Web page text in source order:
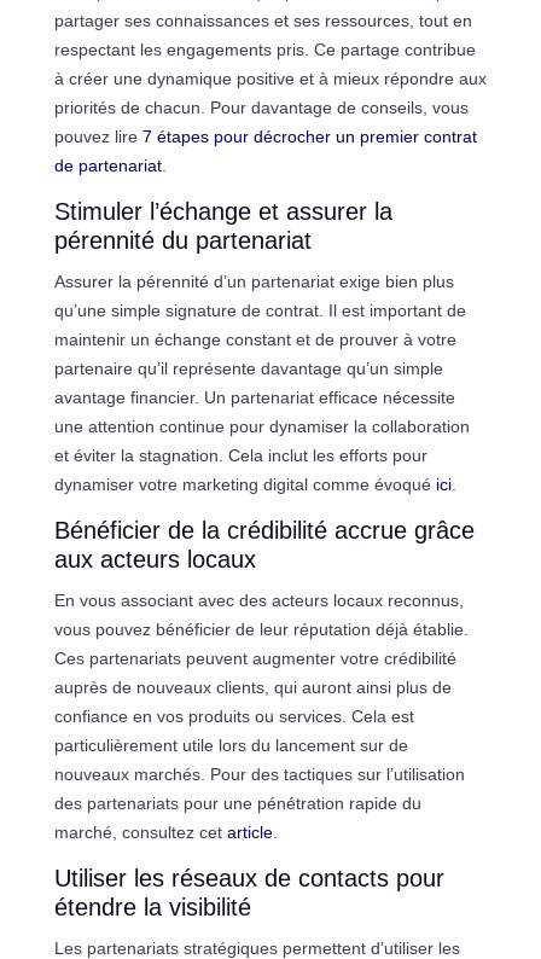
partager ses connaissances et ses ressources, tout en
respectant les engagements pris. Ce partage contribue
à créer une dynamique positive et à mieux répondre aux
priorités de chacun. Pour davantage de conseils, vous
pouvez lire 7 étapes pour décrocher un premier contrat
de partenariat.
Stimuler l’échange et assurer la
pérennité du partenariat
Assurer la pérennité d’un partenariat exige bien plus
qu’une simple signature de contrat. Il est important de
maintenir un échange constant et de prouver à votre
partenaire qu’il représente davantage qu’un simple
avantage financier. Un partenariat efficace nécessite
une attention continue pour dynamiser la collaboration
et éviter la stagnation. Cela inclut les efforts pour
dynamiser votre marketing digital comme évoqué ici.
Bénéficier de la crédibilité accrue grâce
aux acteurs locaux
En vous associant avec des acteurs locaux reconnus,
vous pouvez bénéficier de leur réputation déjà établie.
Ces partenariats peuvent augmenter votre crédibilité
auprès de nouveaux clients, qui auront ainsi plus de
confiance en vos produits ou services. Cela est
particulièrement utile lors du lancement sur de
nouveaux marchés. Pour des tactiques sur l’utilisation
des partenariats pour une pénétration rapide du
marché, consultez cet article.
Utiliser les réseaux de contacts pour
étendre la visibilité
Les partenariats stratégiques permettent d’utiliser les